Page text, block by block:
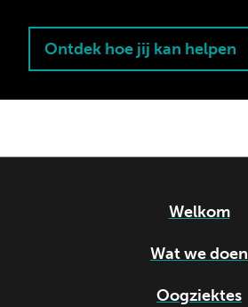
Ontdek hoe jij kan helpen
Welkom
Wat we doen
Oogziektes